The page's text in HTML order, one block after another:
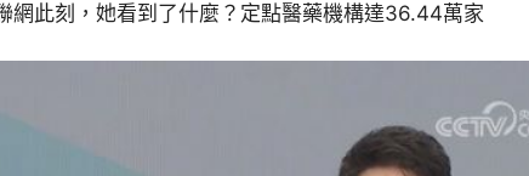
網此刻，她看到了什麼？定點醫藥機構達36.44萬家